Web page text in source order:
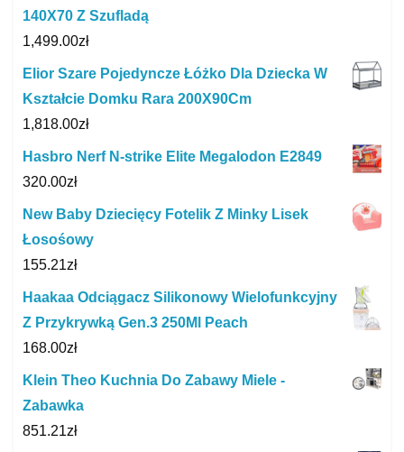
140X70 Z Szufladą
1,499.00zł
Elior Szare Pojedyncze Łóżko Dla Dziecka W
Kształcie Domku Rara 200X90Cm
1,818.00zł
Hasbro Nerf N-strike Elite Megalodon E2849
320.00zł
New Baby Dziecięcy Fotelik Z Minky Lisek
Łosośowy
155.21zł
Haakaa Odciągacz Silikonowy Wielofunkcyjny
Z Przykrywką Gen.3 250Ml Peach
168.00zł
Klein Theo Kuchnia Do Zabawy Miele -
Zabawka
851.21zł